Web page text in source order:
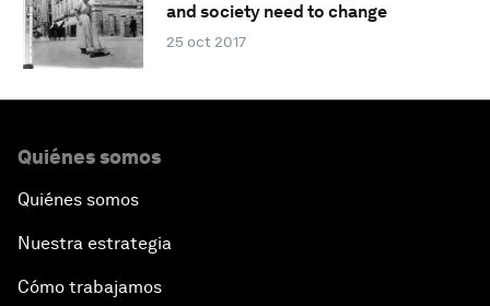
and society need to change
25 oct 2017
Quiénes somos
Quiénes somos
Nuestra estrategia
Cómo trabajamos